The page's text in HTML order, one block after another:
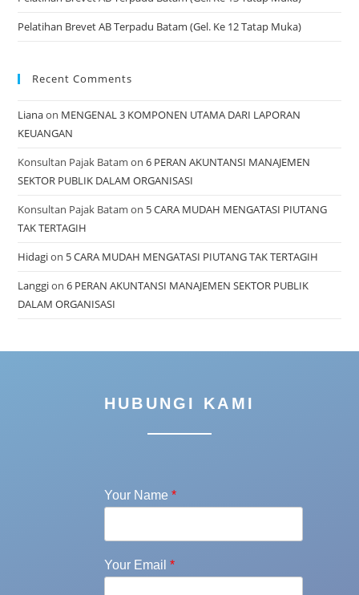
Pelatihan Brevet AB Terpadu Batam (Gel. Ke 12 Tatap Muka)
Recent Comments
Lianaon MENGENAL 3 KOMPONEN UTAMA DARI LAPORAN
KEUANGAN
Konsultan Pajak Batam on6 PERAN AKUNTANSI MANAJEMEN
SEKTOR PUBLIK DALAM ORGANISASI
Konsultan Pajak Batam on 5 CARA MUDAH MENGATASI PIUTANG
TAK TERTAGIH
Hidagion 5 CARA MUDAH MENGATASI PIUTANG TAK TERTAGIH
Langgion6 PERAN AKUNTANSI MANAJEMEN SEKTOR PUBLIK
DALAM ORGANISASI
HUBUNGI KAMI
Your Name *
Your Email *